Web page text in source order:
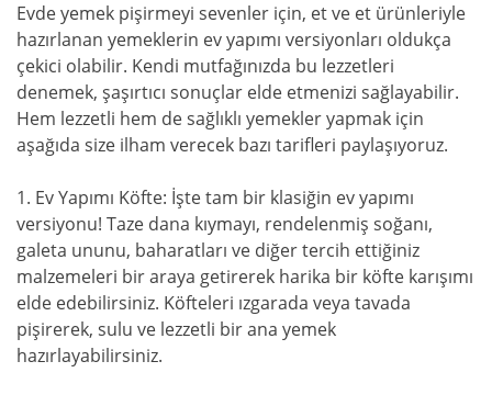
Evde yemek pişirmeyi sevenler için, et ve et ürünleriyle
hazırlanan yemeklerin ev yapımı versiyonları oldukça
çekici olabilir. Kendi mutfağınızda bu lezzetleri
denemek, şaşırtıcı sonuçlar elde etmenizi sağlayabilir.
Hem lezzetli hem de sağlıklı yemekler yapmak için
aşağıda size ilham verecek bazı tarifleri paylaşıyoruz.
1. Ev Yapımı Köfte: İşte tam bir klasiğin ev yapımı
versiyonu! Taze dana kıymayı, rendelenmiş soğanı,
galeta ununu, baharatları ve diğer tercih ettiğiniz
malzemeleri bir araya getirerek harika bir köfte karışımı
elde edebilirsiniz. Köfteleri ızgarada veya tavada
pişirerek, sulu ve lezzetli bir ana yemek
hazırlayabilirsiniz.